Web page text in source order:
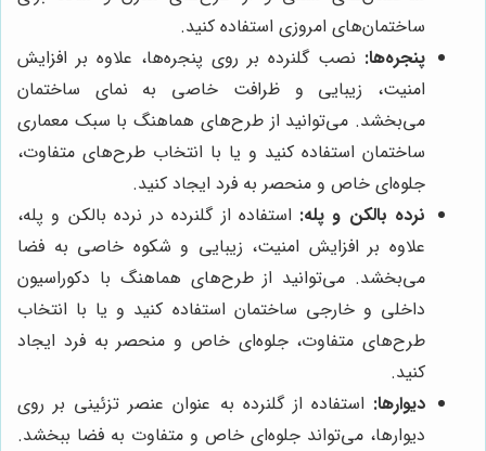
ساختمان‌های امروزی استفاده کنید.
پنجره‌ها: نصب گلنرده بر روی پنجره‌ها، علاوه بر افزایش
امنیت، زیبایی و ظرافت خاصی به نمای ساختمان
می‌بخشد. می‌توانید از طرح‌های هماهنگ با سبک معماری
ساختمان استفاده کنید و یا با انتخاب طرح‌های متفاوت،
جلوه‌ای خاص و منحصر به فرد ایجاد کنید.
نرده بالکن و پله: استفاده از گلنرده در نرده بالکن و پله،
علاوه بر افزایش امنیت، زیبایی و شکوه خاصی به فضا
می‌بخشد. می‌توانید از طرح‌های هماهنگ با دکوراسیون
داخلی و خارجی ساختمان استفاده کنید و یا با انتخاب
طرح‌های متفاوت، جلوه‌ای خاص و منحصر به فرد ایجاد
کنید.
دیوارها: استفاده از گلنرده به عنوان عنصر تزئینی بر روی
دیوارها، می‌تواند جلوه‌ای خاص و متفاوت به فضا ببخشد.